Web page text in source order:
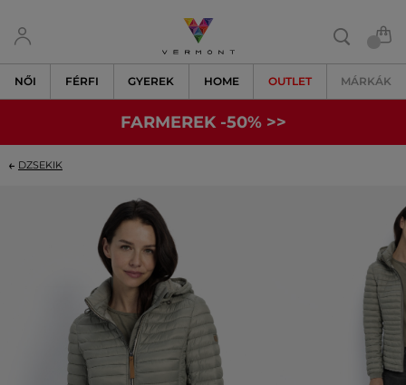
NŐI FÉRFI GYEREK HOME OUTLET MÁRKÁK
FARMEREK -50% >>
DZSEKIK